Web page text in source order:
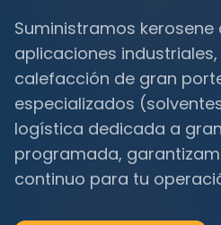
Suministramos
aplicaciones
calefacción de gran
especializados
logística dedicada a
programada,
continuo para tu